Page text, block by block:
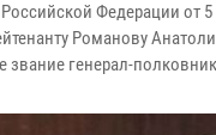
Федерации от
Романову
звание генерал-